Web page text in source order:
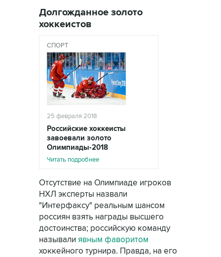
Долгожданное золото
хоккеистов
СПОРТ
25 февраля 2018
Российские хоккеисты
завоевали золото
Олимпиады-2018
Читать подробнее
Отсутствие на Олимпиаде игроков
НХЛ эксперты назвали
"Интерфаксу" реальным шансом
россиян взять награды высшего
достоинства; российскую команду
называли явным фаворитом
хоккейного турнира. Правда, на его